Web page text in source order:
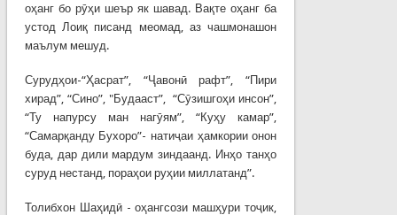
оҳанг бо рӯҳи шеър як шавад. Вақте оҳанг ба
устод Лоиқ писанд меомад, аз чашмонашон
маълум мешуд.
Сурудҳои-“Ҳасрат”, “Ҷавонӣ рафт”, “Пири
хирад”, “Сино”, "Будааст”, “Сӯзишгоҳи инсон”,
“Ту напурсу ман нагӯям”, “Куҳу камар”,
“Самарқанду Бухоро”- натиҷаи ҳамкории онон
буда, дар дили мардум зиндаанд. Инҳо танҳо
суруд нестанд, пораҳои руҳии миллатанд”.
Толибхон Шаҳидӣ - оҳангсози машҳури тоҷик,